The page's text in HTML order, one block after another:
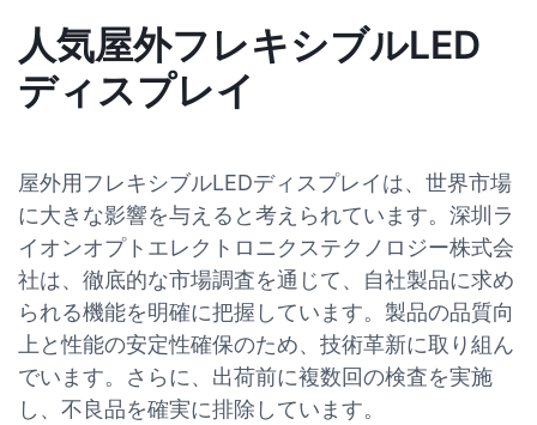
人気屋外フレキシブルLED
ディスプレイ
屋外用フレキシブルLEDディスプレイは、世界市場
に大きな影響を与えると考えられています。深圳ラ
イオンオプトエレクトロニクステクノロジー株式会
社は、徹底的な市場調査を通じて、自社製品に求め
られる機能を明確に把握しています。製品の品質向
上と性能の安定性確保のため、技術革新に取り組ん
でいます。さらに、出荷前に複数回の検査を実施
し、不良品を確実に排除しています。